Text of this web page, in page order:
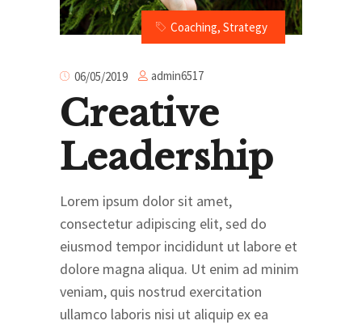
Coaching, Strategy
06/05/2019 admin6517
Creative
Leadership
Lorem ipsum dolor sit amet,
consectetur adipiscing elit, sed do
eiusmod tempor incididunt ut labore et
dolore magna aliqua. Ut enim ad minim
veniam, quis nostrud exercitation
ullamco laboris nisi ut aliquip ex ea